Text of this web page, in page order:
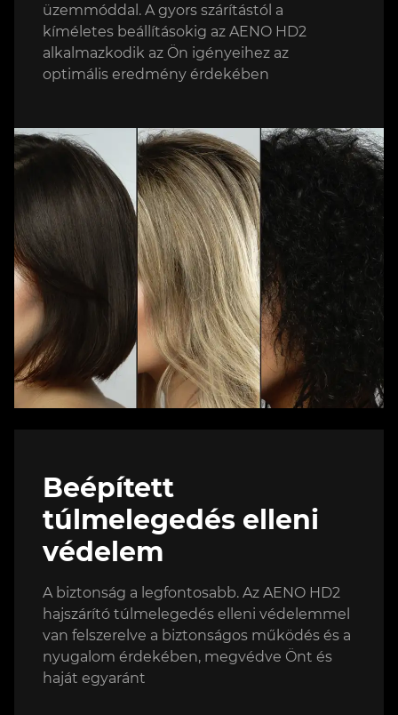
üzemmóddal. A gyors szárítástól a
kíméletes beállításokig az AENO HD2
alkalmazkodik az Ön igényeihez az
optimális eredmény érdekében
Beépített
túlmelegedés elleni
védelem
A biztonság a legfontosabb. Az AENO HD2
hajszárító túlmelegedés elleni védelemmel
van felszerelve a biztonságos működés és a
nyugalom érdekében, megvédve Önt és
haját egyaránt